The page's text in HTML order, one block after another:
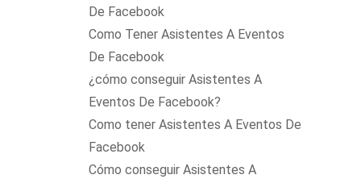
De Facebook
Como Tener Asistentes A Eventos
De Facebook
¿cómo conseguir Asistentes A
Eventos De Facebook?
Como tener Asistentes A Eventos De
Facebook
Cómo conseguir Asistentes A